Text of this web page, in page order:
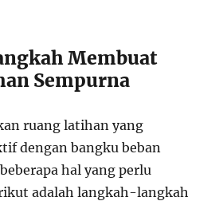
Membuat
Sempurna
ruang latihan yang
dengan bangku beban
hal yang perlu
adalah langkah-langkah